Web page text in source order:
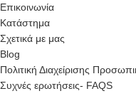
Επικοινωνία
Κατάστημα
Σχετικά με μας
Blog
Πολιτική Διαχείρισης
Συχνές ερωτήσεις- FAQS